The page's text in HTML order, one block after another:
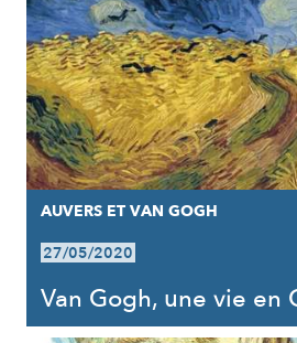
AUVERS ET VAN GOGH
27/05/2020
Van Gogh, une vie en